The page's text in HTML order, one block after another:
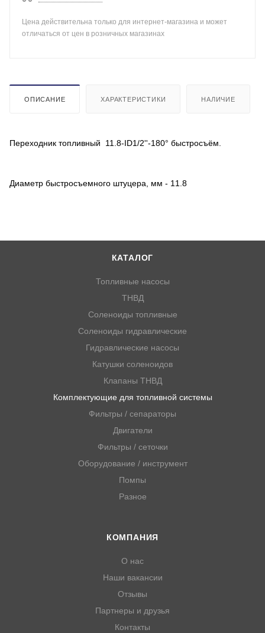
Цена действительна только для интернет-магазина и может
отличаться от цен в розничных магазинах
ОПИСАНИЕ ХАРАКТЕРИСТИКИ НАЛИЧИЕ
Переходник топливный 11.8-ID1/2''-180° быстросъём.
Диаметр быстросъемного штуцера, мм - 11.8
КАТАЛОГ
Топливные насосы
ТНВД
Соленоиды топливные
Соленоиды гидравлические
Гидравлические насосы
Катушки соленоидов
Клапаны ТНВД
Комплектующие для топливной системы
Фильтры / сепараторы
Двигатели
Фильтры / сеточки
Оборудование / инструмент
Помпы
Разное
КОМПАНИЯ
О нас
Наши вакансии
Отзывы
Партнеры и друзья
Контакты